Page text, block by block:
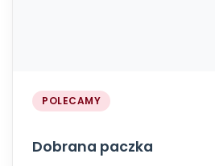
POLECAMY
Dobrana paczka